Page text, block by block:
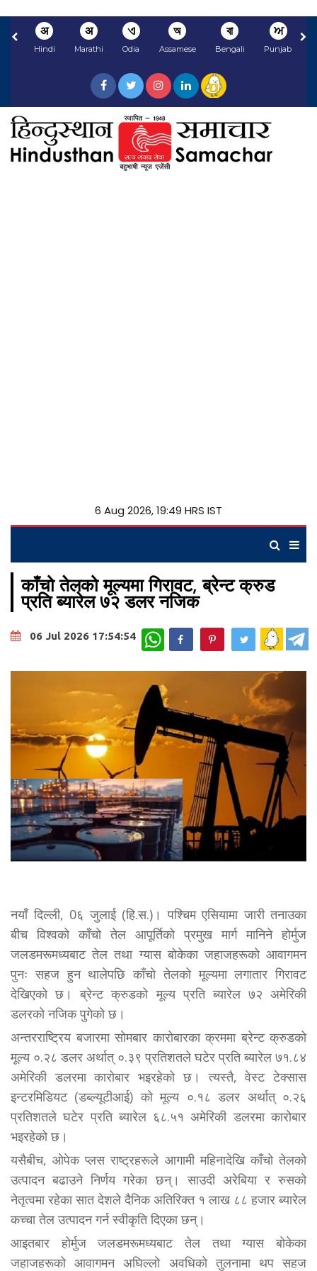
अ
Hindi
अ
Marathi
ଏ
Odia
অ
Assamese
বা
Bengali
ਅ
Punjabi
6 Aug 2026, 19:49 HRS IST
काँचो तेलको मूल्यमा गिरावट, ब्रेन्ट क्रुड
प्रति ब्यारेल ७२ डलर नजिक
06 Jul 2026 17:54:54 WhatsApp
नयाँ दिल्ली, 0६ जुलाई (हि.स.)। पश्चिम एसियामा जारी तनाउका
बीच विश्वको काँचो तेल आपूर्तिको प्रमुख मार्ग मानिने होर्मुज
जलडमरूमध्यबाट तेल तथा ग्यास बोकेका जहाजहरूको आवागमन
पुनः सहज हुन थालेपछि काँचो तेलको मूल्यमा लगातार गिरावट
देखिएको छ। ब्रेन्ट क्रुडको मूल्य प्रति ब्यारेल ७२ अमेरिकी
डलरको नजिक पुगेको छ।
अन्तरराष्ट्रिय बजारमा सोमबार कारोबारका क्रममा ब्रेन्ट क्रुडको
मूल्य ०.२८ डलर अर्थात् ०.३९ प्रतिशतले घटेर प्रति ब्यारेल ७१.८४
अमेरिकी डलरमा कारोबार भइरहेको छ। त्यस्तै, वेस्ट टेक्सास
इन्टरमिडियट (डब्ल्यूटीआई) को मूल्य ०.१८ डलर अर्थात् ०.२६
प्रतिशतले घटेर प्रति ब्यारेल ६८.५१ अमेरिकी डलरमा कारोबार
भइरहेको छ।
यसैबीच, ओपेक प्लस राष्ट्रहरूले आगामी महिनादेखि काँचो तेलको
उत्पादन बढाउने निर्णय गरेका छन्। साउदी अरेबिया र रुसको
नेतृत्वमा रहेका सात देशले दैनिक अतिरिक्त १ लाख ८८ हजार ब्यारेल
कच्चा तेल उत्पादन गर्न स्वीकृति दिएका छन्।
आइतबार होर्मुज जलडमरूमध्यबाट तेल तथा ग्यास बोकेका
जहाजहरूको आवागमन अघिल्लो अवधिको तुलनामा थप सहज